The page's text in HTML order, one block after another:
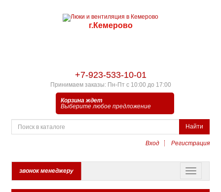
г.Кемерово
+7-923-533-10-01
Принимаем заказы: Пн-Пт с 10:00 до 17:00
Корзина ждет
Выберите любое предложение
Найти
Вход Регистрация
звонок менеджеру